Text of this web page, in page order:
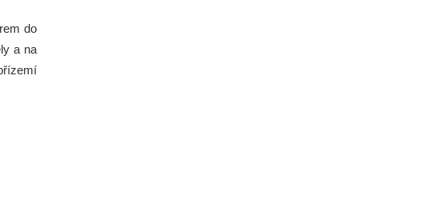
do
a na